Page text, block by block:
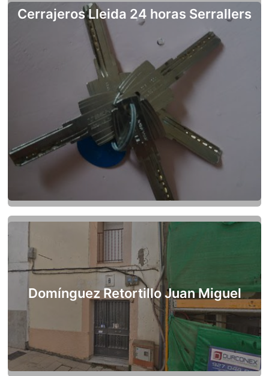
Cerrajeros Lleida 24 horas Serrallers
Domínguez Retortillo Juan Miguel